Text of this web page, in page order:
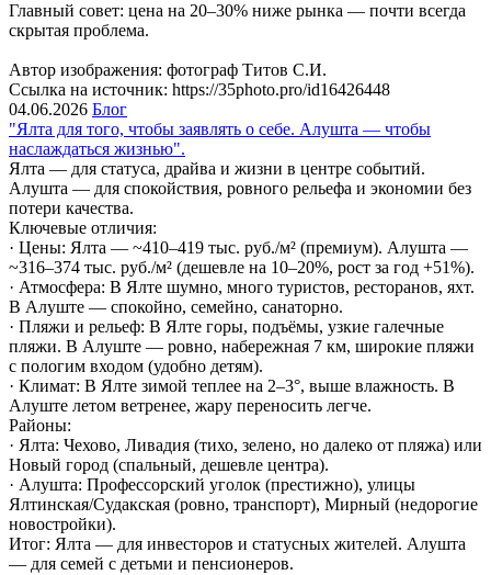
Главный совет: цена на 20–30% ниже рынка — почти всегда
скрытая проблема.
Автор изображения: фотограф Титов С.И.
Ссылка на источник: https://35photo.pro/id16426448
04.06.2026 Блог
"Ялта для того, чтобы заявлять о себе. Алушта — чтобы
наслаждаться жизнью".
Ялта — для статуса, драйва и жизни в центре событий.
Алушта — для спокойствия, ровного рельефа и экономии без
потери качества.
Ключевые отличия:
· Цены: Ялта — ~410–419 тыс. руб./м² (премиум). Алушта —
~316–374 тыс. руб./м² (дешевле на 10–20%, рост за год +51%).
· Атмосфера: В Ялте шумно, много туристов, ресторанов, яхт.
В Алуште — спокойно, семейно, санаторно.
· Пляжи и рельеф: В Ялте горы, подъёмы, узкие галечные
пляжи. В Алуште — ровно, набережная 7 км, широкие пляжи
с пологим входом (удобно детям).
· Климат: В Ялте зимой теплее на 2–3°, выше влажность. В
Алуште летом ветренее, жару переносить легче.
Районы:
· Ялта: Чехово, Ливадия (тихо, зелено, но далеко от пляжа) или
Новый город (спальный, дешевле центра).
· Алушта: Профессорский уголок (престижно), улицы
Ялтинская/Судакская (ровно, транспорт), Мирный (недорогие
новостройки).
Итог: Ялта — для инвесторов и статусных жителей. Алушта
— для семей с детьми и пенсионеров.